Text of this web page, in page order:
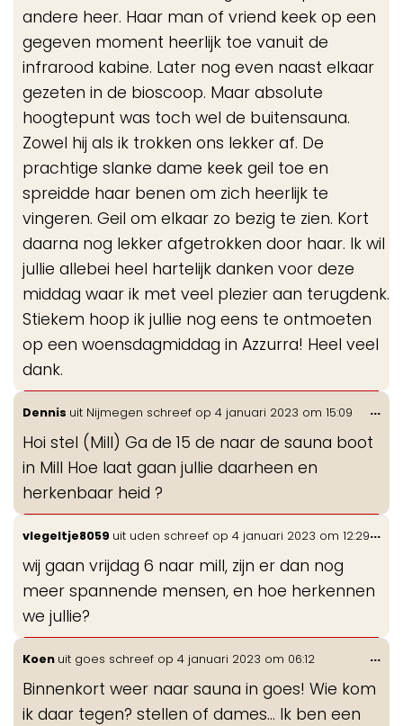
andere heer. Haar man of vriend keek op een
gegeven moment heerlijk toe vanuit de
infrarood kabine. Later nog even naast elkaar
gezeten in de bioscoop. Maar absolute
hoogtepunt was toch wel de buitensauna.
Zowel hij als ik trokken ons lekker af. De
prachtige slanke dame keek geil toe en
spreidde haar benen om zich heerlijk te
vingeren. Geil om elkaar zo bezig te zien. Kort
daarna nog lekker afgetrokken door haar. Ik wil
jullie allebei heel hartelijk danken voor deze
middag waar ik met veel plezier aan terugdenk.
Stiekem hoop ik jullie nog eens te ontmoeten
op een woensdagmiddag in Azzurra! Heel veel
dank.
Dennis uit Nijmegen schreef op 4 januari 2023 om 15:09
Hoi stel (Mill) Ga de 15 de naar de sauna boot
in Mill Hoe laat gaan jullie daarheen en
herkenbaar heid ?
...
vlegeltje8059 uit uden schreef op 4 januari 2023 om 12:29
wij gaan vrijdag 6 naar mill, zijn er dan nog
meer spannende mensen, en hoe herkennen
we jullie?
...
Koen uit goes schreef op 4 januari 2023 om 06:12
Binnenkort weer naar sauna in goes! Wie kom
ik daar tegen? stellen of dames... Ik ben een
...